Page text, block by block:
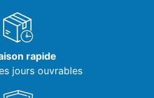
rapide
jours ouvrables